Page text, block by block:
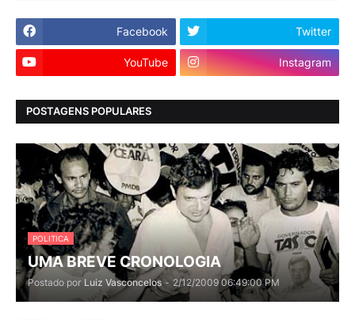
Facebook Twitter
YouTube Instagram
POSTAGENS POPULARES
POLITICA
UMA BREVE CRONOLOGIA
Postado por Luiz Vasconcelos - 2/12/2009 06:49:00 PM